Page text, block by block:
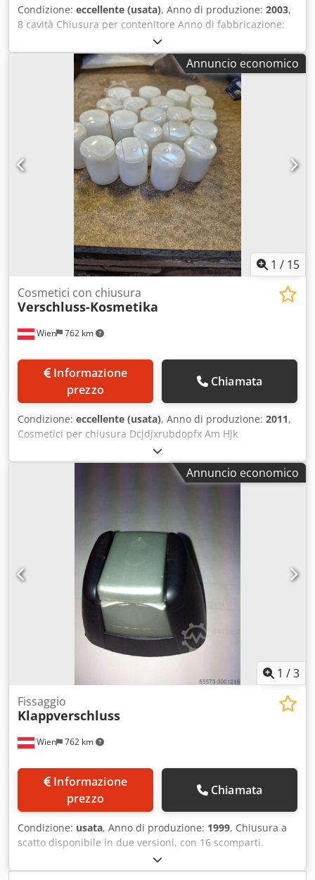
Condizione: eccellente (usata), Anno di produzione: 2003,
8 cavità Chiusura per contenitore Anno di fabbricazione:
circa 2003 Dsdpsh Rwlqefx Am Hsck
Annuncio economico
1 / 15
Wien 762 km
Cosmetici con chiusura
Verschluss-Kosmetika
prezzo
Chiamata
Condizione: eccellente (usata), Anno di produzione: 2011,
Cosmetici per chiusura Dcjdjxrubdopfx Am Hjk
Annuncio economico
1 /3
Wien 762 km
Fissaggio
Klappverschluss
prezzo
Chiamata
Condizione: usata, Anno di produzione: 1999, Chiusura a
scatto disponibile in due versioni, con 16 scomparti.